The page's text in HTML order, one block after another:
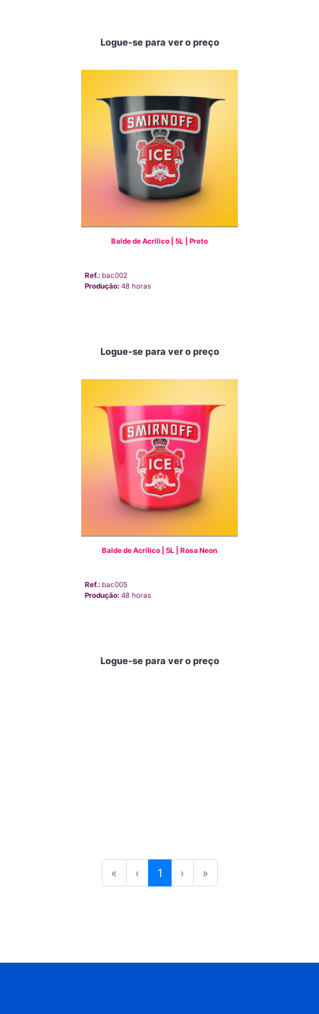
Logue-se para ver o preço
Balde de Acrílico | 5L | Preto
Ref.:bac002
Produção:48 horas
Logue-se para ver o preço
Balde de Acrílico | 5L | Rosa Neon
Ref.:bac005
Produção:48 horas
Logue-se para ver o preço
« ‹ 1 › »